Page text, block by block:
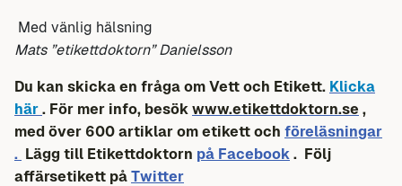
Med vänlig hälsning
Mats ”etikettdoktorn” Danielsson
Du kan skicka en fråga om Vett och Etikett. Klicka
här . För mer info, besök www.etikettdoktorn.se ,
med över 600 artiklar om etikett och föreläsningar
. Lägg till Etikettdoktorn på Facebook . Följ
affärsetikett på Twitter